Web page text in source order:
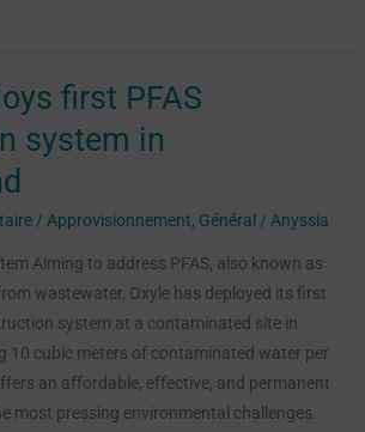
first PFAS
system in
/ Approvisionnement, Général / Anyssia
Aiming to address PFAS, also known as
wastewater, Oxyle has deployed its first
system at a contaminated site in
10 cubic meters of contaminated water per
an affordable, effective, and permanent
most pressing environmental challenges.